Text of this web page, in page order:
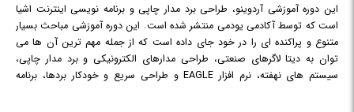
این دوره آموزشی آردوینو، طراحی برد مدار چاپی و برنامه نویسی اینترنت اشیا
است که توسط آکادمی یودمی منتشر شده است. این دوره آموزشی مباحث بسیار
متنوع و پراکنده ای را در خود جای داده است که از جمله مهم ترین آن ها می
توان به دیتا لاگرهای صنعتی، طراحی مدارهای الکترونیکی و برد مدار چاپی،
سیستم های نهفته، نرم افزار EAGLE و طراحی سریع و خودکار بردها، برنامه